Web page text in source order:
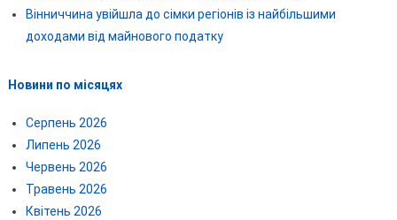
Вінниччина увійшла до сімки регіонів із найбільшими
доходами від майнового податку
Новини по місяцях
Серпень 2026
Липень 2026
Червень 2026
Травень 2026
Квітень 2026